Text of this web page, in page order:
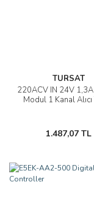
TURSAT
220ACV IN 24V
Modul 1 Kanal
1.487,07 TL